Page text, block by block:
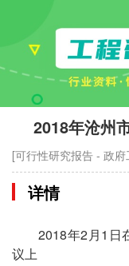
2018年沧州
[可行性研究报告 - 政府
详情
2018年2月1日在
议上